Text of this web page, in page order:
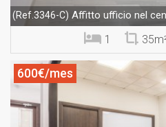
(Ref.3346-C) Affitto ufficio nel
1
600€/mes